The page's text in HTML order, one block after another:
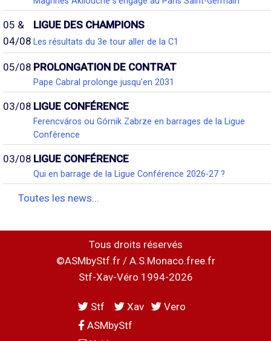
05 &
04/08
LIGUE DES CHAMPIONS
Les résultats du 3e tour aller de la C1
05/08 PROLONGATION DE CONTRAT
Pape Cabral prolonge jusqu'en 2031
03/08 LIGUE CONFÉRENCE
Ferencváros ou Górnik Zabrze en barrages de la Ligue
Conférence
03/08 LIGUE CONFÉRENCE
Qui en barrage de la Ligue Conférence 2026-27 ?
Toutes les news...
Tous droits réservés
©ASMbyStf.fr / A.S.Monaco.free.fr
Stf-Xav-Véro 1994-2026
Stf Xav
Vero
ASMbyStf